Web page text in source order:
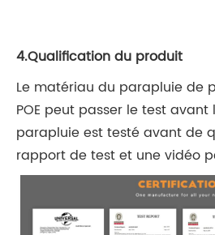
4.Qualification du produit
Le matériau du parapluie de
POE peut passer le test
parapluie est testé avant de
rapport de test et une vidéo